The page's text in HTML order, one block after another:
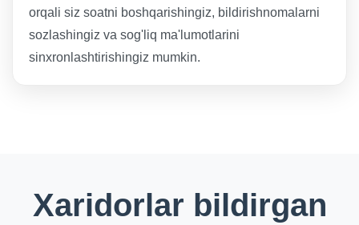
orqali siz soatni boshqarishingiz, bildirishnomalarni
sozlashingiz va sog'liq ma'lumotlarini
sinxronlashtirishingiz mumkin.
Xaridorlar bildirgan